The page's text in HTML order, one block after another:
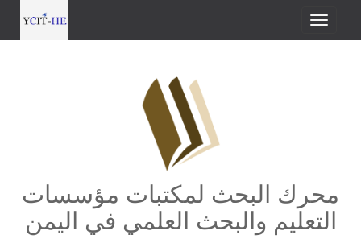
محرك البحث لمكتبات مؤسسات
التعليم والبحث العلمي في اليمن